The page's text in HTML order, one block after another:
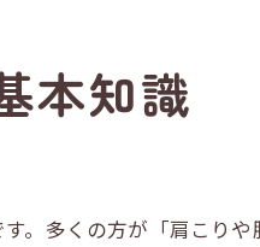
れる心身のリラックス効果
続させる生活習慣のポイ
本知識
。多くの方が「肩こり